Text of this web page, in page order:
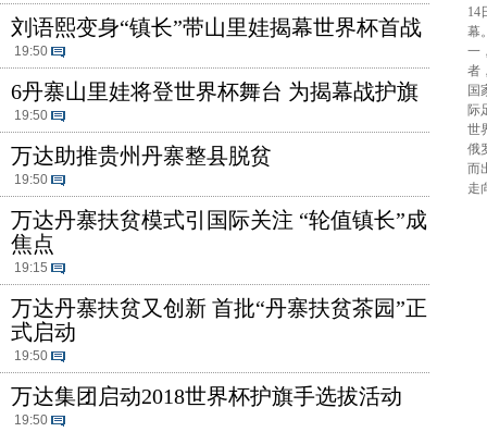
刘语熙变身“镇长”带山里娃揭幕世界杯首战
19:50
6丹寨山里娃将登世界杯舞台 为揭幕战护旗
19:50
万达助推贵州丹寨整县脱贫
19:50
万达丹寨扶贫模式引国际关注 “轮值镇长”成
焦点
19:15
​万达丹寨扶贫又创新 首批“丹寨扶贫茶园”正
式启动
19:50
万达集团启动2018世界杯护旗手选拔活动
19:50
14
幕
一
者
国
际
世
俄
而
走